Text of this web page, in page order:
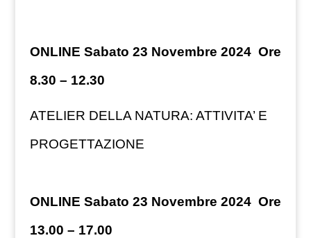
ONLINE Sabato 23 Novembre 2024 Ore
8.30 – 12.30
ATELIER DELLA NATURA: ATTIVITA’ E
PROGETTAZIONE
ONLINE Sabato 23 Novembre 2024 Ore
13.00 – 17.00